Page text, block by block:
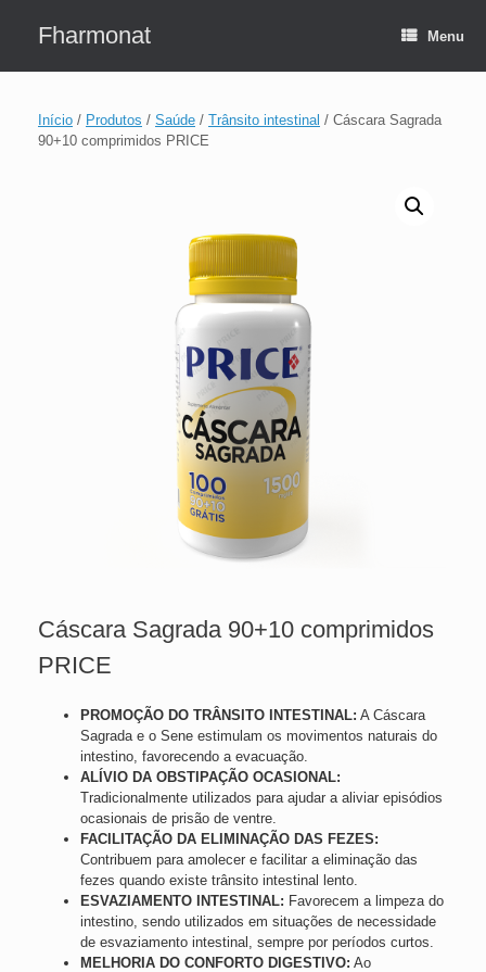
Fharmonat Menu
Início / Produtos / Saúde / Trânsito intestinal / Cáscara Sagrada
90+10 comprimidos PRICE
Cáscara Sagrada 90+10 comprimidos
PRICE
PROMOÇÃO DO TRÂNSITO INTESTINAL: A Cáscara
Sagrada e o Sene estimulam os movimentos naturais do
intestino, favorecendo a evacuação.
ALÍVIO DA OBSTIPAÇÃO OCASIONAL:
Tradicionalmente utilizados para ajudar a aliviar episódios
ocasionais de prisão de ventre.
FACILITAÇÃO DA ELIMINAÇÃO DAS FEZES:
Contribuem para amolecer e facilitar a eliminação das
fezes quando existe trânsito intestinal lento.
ESVAZIAMENTO INTESTINAL: Favorecem a limpeza do
intestino, sendo utilizados em situações de necessidade
de esvaziamento intestinal, sempre por períodos curtos.
MELHORIA DO CONFORTO DIGESTIVO: Ao